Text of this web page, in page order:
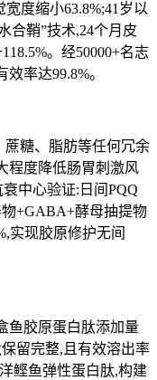
度缩小63.8%;41岁以
合鞘”技术,24个月皮
。经50000+名志
率达99.8%。
糖、脂肪等任何冗余
程度降低肠胃刺激风
中心验证:日间PQQ
+GABA+酵母抽提物
实现胶原修护无间
鱼胶原蛋白肽添加量
留完整,且有效溶出率
鲣鱼弹性蛋白肽,构建